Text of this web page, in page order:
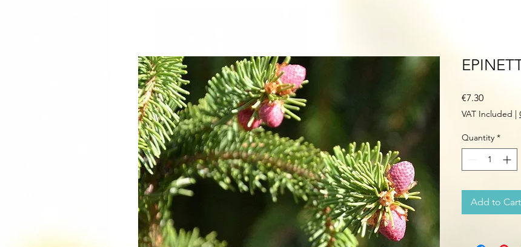
€7.30Price
VAT Included |
Quantity *
Add to Cart